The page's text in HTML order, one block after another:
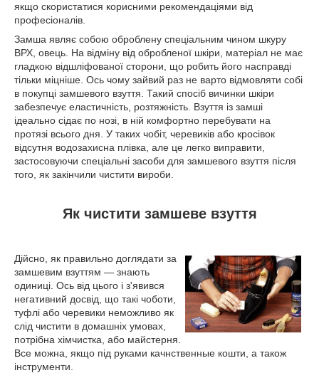
якщо скористатися корисними рекомендаціями від
професіоналів.
Замша являє собою оброблену спеціальним чином шкуру
ВРХ, овець. На відміну від обробленої шкіри, матеріал не має
гладкою відшліфованої сторони, що робить його насправді
тільки міцніше. Ось чому зайвий раз не варто відмовляти собі
в покупці замшевого взуття. Такий спосіб вичинки шкіри
забезпечує еластичність, розтяжність. Взуття із замші
ідеально сідає по нозі, в ній комфортно перебувати на
протязі всього дня. У таких чобіт, черевиків або кросівок
відсутня водозахисна плівка, але це легко виправити,
застосовуючи спеціальні засоби для замшевого взуття після
того, як закінчили чистити вироби.
Як чистити замшеве взуття
Дійсно, як правильно доглядати за
замшевим взуттям — знають
одиниці. Ось від цього і з'явився
негативний досвід, що такі чоботи,
туфлі або черевики неможливо як
слід чистити в домашніх умовах,
потрібна хімчистка, або майстерня.
Все можна, якщо під руками качнственные кошти, а також
інструменти.